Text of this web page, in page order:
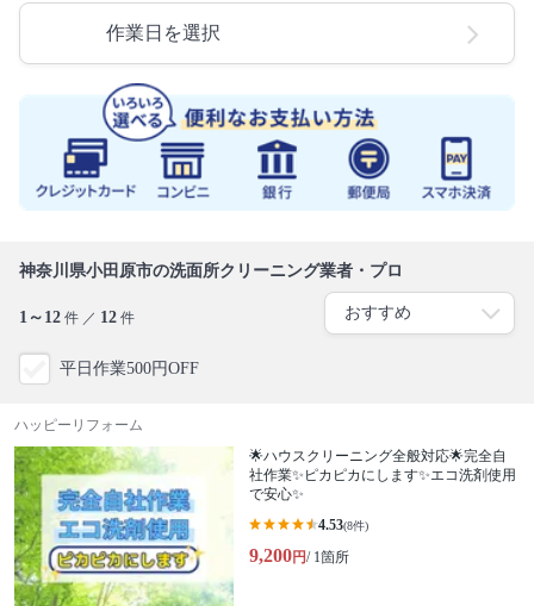
作業日を選択
神奈川県小田原市の洗面所クリーニング業者・プロ
1～12 件 ／ 12 件
平日作業500円OFF
ハッピーリフォーム
🌟ハウスクリーニング全般対応🌟完全自
社作業✨️ピカピカにします✨️エコ洗剤使用
で安心✨
4.53(8件)
9,200円/ 1箇所